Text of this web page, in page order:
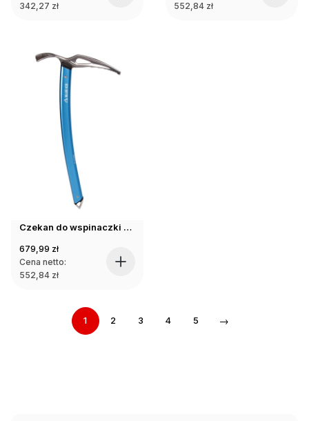
342,27 zł
552,84 zł
Czekan do wspinaczki Blue Ice BLUEBIRD ICE AXE blue 49cm
679,99 zł
Cena netto:
552,84 zł
1 2 3 4 5 →